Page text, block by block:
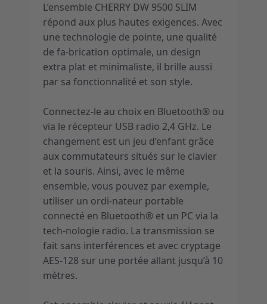
L’ensemble CHERRY DW 9500 SLIM
répond aux plus hautes exigences. Avec
une technologie de pointe, une qualité
de fa-brication optimale, un design
extra plat et minimaliste, il brille aussi
par sa fonctionnalité et son style.
Connectez-le au choix en Bluetooth® ou
via le récepteur USB radio 2,4 GHz. Le
changement est un jeu d’enfant grâce
aux commutateurs situés sur le clavier
et la souris. Ainsi, avec le même
ensemble, vous pouvez par exemple,
utiliser un ordi-nateur portable
connecté en Bluetooth® et un PC via la
tech-nologie radio. La transmission se
fait sans interférences et avec cryptage
AES-128 sur une portée allant jusqu’à 10
mètres.